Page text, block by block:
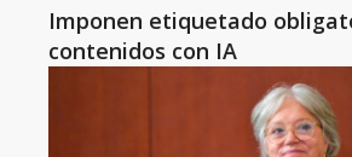
Imponen etiquetado
contenidos con IA